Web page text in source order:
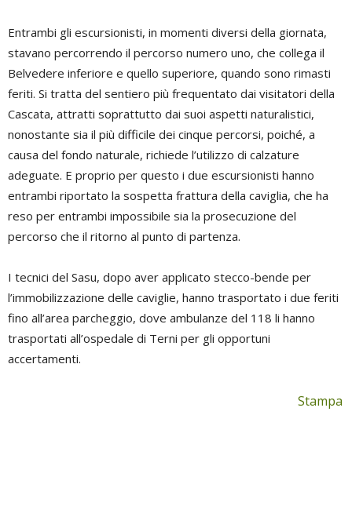
Entrambi gli escursionisti, in momenti diversi della giornata,
stavano percorrendo il percorso numero uno, che collega il
Belvedere inferiore e quello superiore, quando sono rimasti
feriti. Si tratta del sentiero più frequentato dai visitatori della
Cascata, attratti soprattutto dai suoi aspetti naturalistici,
nonostante sia il più difficile dei cinque percorsi, poiché, a
causa del fondo naturale, richiede l’utilizzo di calzature
adeguate. E proprio per questo i due escursionisti hanno
entrambi riportato la sospetta frattura della caviglia, che ha
reso per entrambi impossibile sia la prosecuzione del
percorso che il ritorno al punto di partenza.
I tecnici del Sasu, dopo aver applicato stecco-bende per
l’immobilizzazione delle caviglie, hanno trasportato i due feriti
fino all’area parcheggio, dove ambulanze del 118 li hanno
trasportati all’ospedale di Terni per gli opportuni
accertamenti.
Stampa